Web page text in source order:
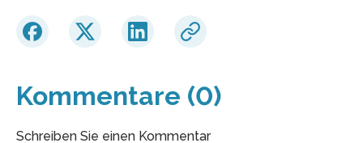
Kommentare (0)
Schreiben Sie einen Kommentar